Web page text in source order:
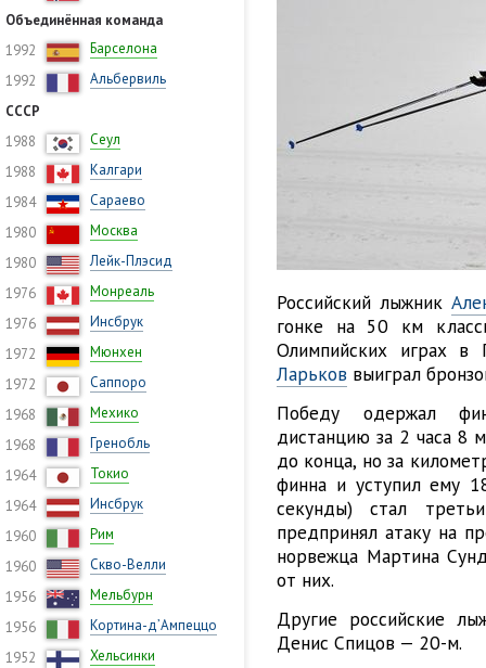
Объединённая команда
1992
Барселона
1992
Альбервиль
СССР
1988
Сеул
1988
Калгари
1984
Сараево
1980
Москва
1980
Лейк-Плэсид
1976
Монреаль
1976
Инсбрук
1972
Мюнхен
1972
Саппоро
1968
Мехико
1968
Гренобль
1964
Токио
1964
Инсбрук
1960
Рим
1960
Скво-Велли
1956
Мельбурн
1956
Кортина-д’Ампеццо
1952
Хельсинки
Российский лыжник
гонке на 50 км
Олимпийских играх в
Ларьков выиграл
Победу одержал
дистанцию за 2 часа 8
до конца, но за
финна и уступил ему
секунды) стал
предпринял атаку на
норвежца Мартина
от них.
Другие российские
Денис Спицов — 20-м.